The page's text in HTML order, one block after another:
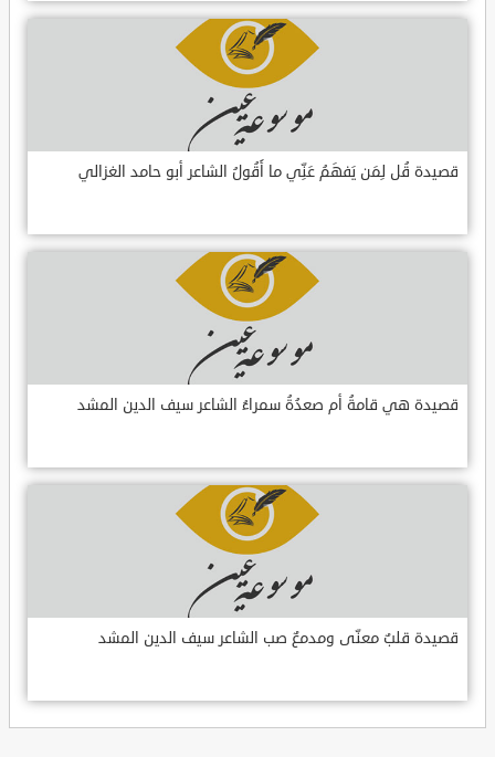
قصيدة قُل لِمَن يَفهَمُ عَنِّي ما أَقُولُ الشاعر أبو حامد الغزالي
قصيدة هي قامةُ أم صعدُةُ سمراءُ الشاعر سيف الدين المشد
قصيدة قلبٌ معنّى ومدمعٌ صب الشاعر سيف الدين المشد